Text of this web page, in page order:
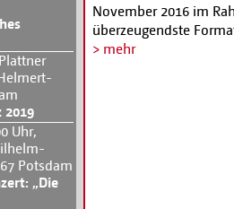
Uhr,
Potsdam
„Die
November 2016 im
überzeugendste
Jährigen
> mehr